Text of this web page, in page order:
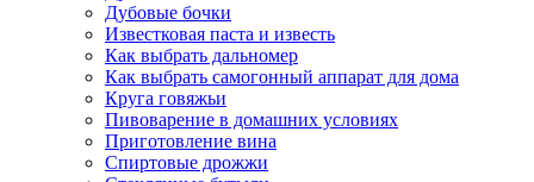
Дубовые бочки
Известковая паста и известь
Как выбрать дальномер
Как выбрать самогонный аппарат для дома
Круга говяжьи
Пивоварение в домашних условиях
Приготовление вина
Спиртовые дрожжи